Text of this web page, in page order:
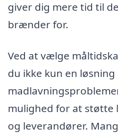
giver dig mere tid til
brænder for.
Ved at vælge
du ikke kun en løsning
mulighed for at støtte
og leverandører.